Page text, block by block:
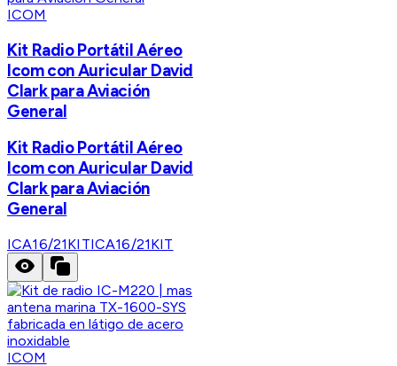
ICOM
Kit Radio Portátil Aéreo
Icom con Auricular David
Clark para Aviación
General
Kit Radio Portátil Aéreo
Icom con Auricular David
Clark para Aviación
General
ICA16/21KITICA16/21KIT
ICOM